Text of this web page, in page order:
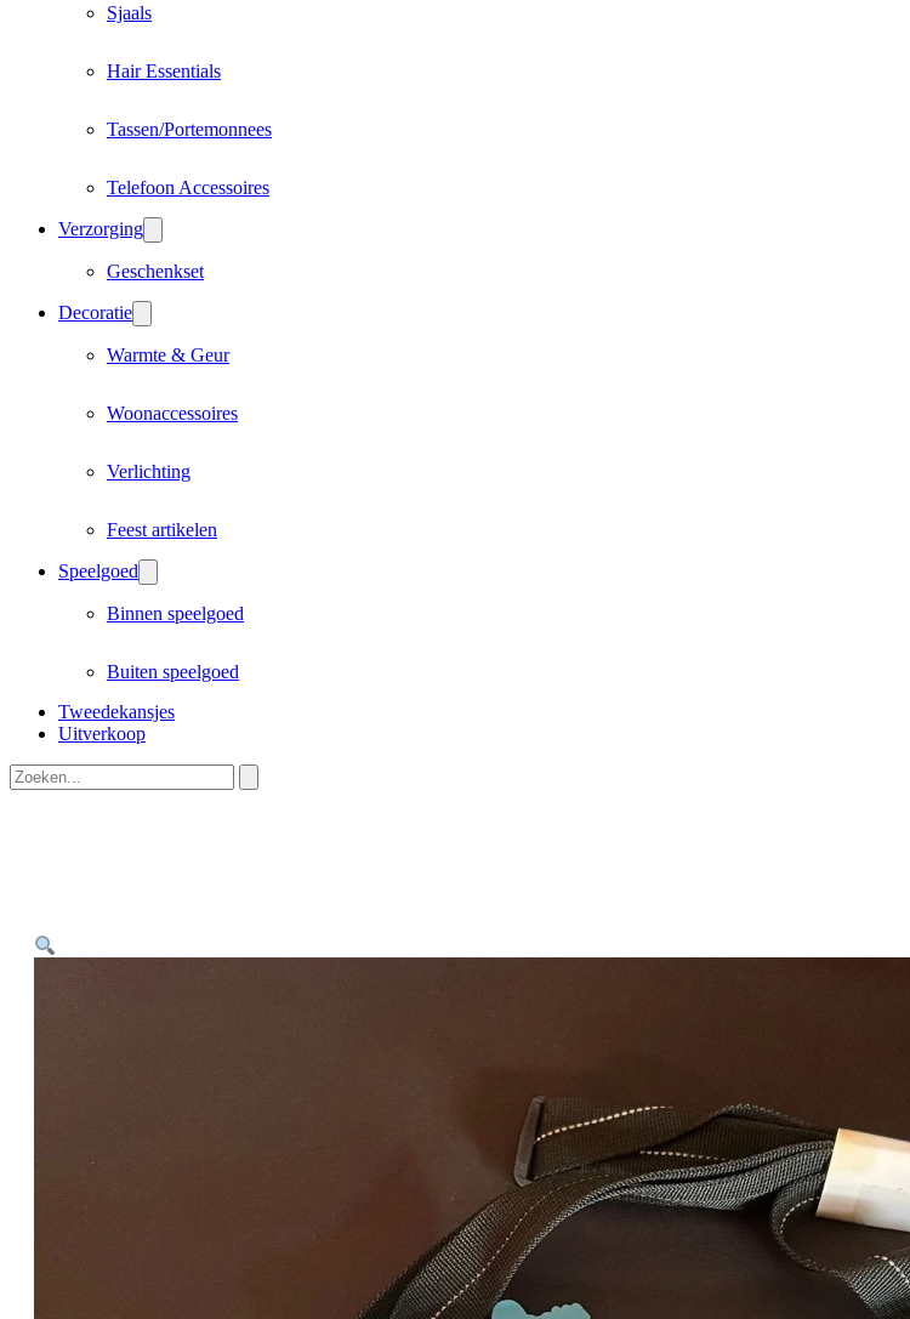
Sjaals
Hair Essentials
Tassen/Portemonnees
Telefoon Accessoires
Verzorging
Geschenkset
Decoratie
Warmte & Geur
Woonaccessoires
Verlichting
Feest artikelen
Speelgoed
Binnen speelgoed
Buiten speelgoed
Tweedekansjes
Uitverkoop
Zoeken